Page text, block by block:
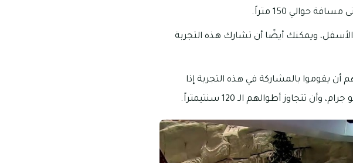
حوالي 150 متراً.
ويمكنك أيضًا أن تشارك هذه التجربة
أعمارهم فوق الـ 8 سنوات، فيمكنهم أن يقوموا بالمشاركة في هذه التجربة إذا